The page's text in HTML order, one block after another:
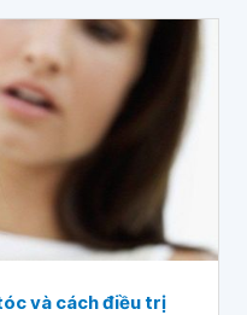
và cách điều trị